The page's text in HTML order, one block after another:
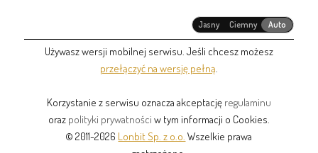
Jasny Ciemny Auto
Używasz wersji mobilnej serwisu. Jeśli chcesz możesz
przełączyć na wersję pełną
Korzystanie z serwisu oznacza akceptację regulaminu
oraz polityki prywatności w tym informacji o Cookies.
© 2011-2026 Lonbit Sp. z o.o. Wszelkie prawa